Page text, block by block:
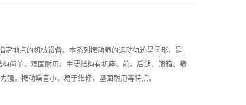
地点的机械设备。本系列振动筛的运动轨迹呈圆形，是
简单，艰固耐用。主要结构有机座、前、后腿、筛箱、筛
，振动噪音小，易于维修，坚固耐用等特点。